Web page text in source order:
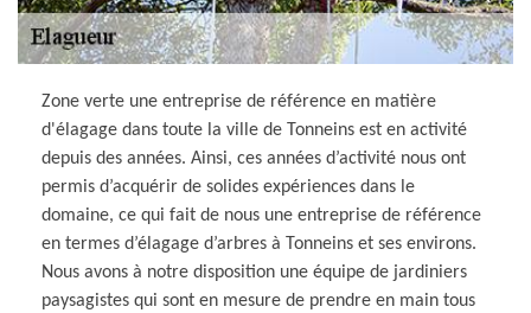
Zone verte une entreprise de référence en matière
d'élagage dans toute la ville de Tonneins est en activité
depuis des années. Ainsi, ces années d’activité nous ont
permis d’acquérir de solides expériences dans le
domaine, ce qui fait de nous une entreprise de référence
en termes d’élagage d’arbres à Tonneins et ses environs.
Nous avons à notre disposition une équipe de jardiniers
paysagistes qui sont en mesure de prendre en main tous